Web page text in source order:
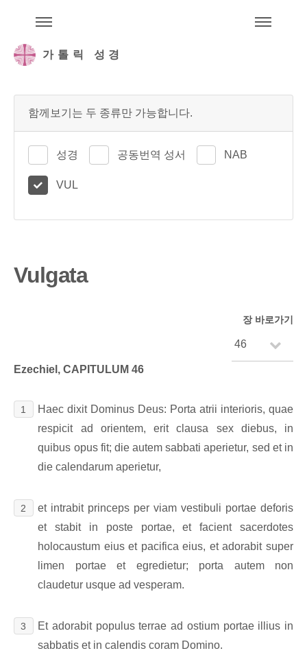
가톨릭 성경
함께보기는 두 종류만 가능합니다.
성경 공동번역 성서 NAB
VUL
Vulgata
장 바로가기
Ezechiel, CAPITULUM 46
1
Haec dixit Dominus Deus: Porta atrii interioris, quae
respicit ad orientem, erit clausa sex diebus, in
quibus opus fit; die autem sabbati aperietur, sed et in
die calendarum aperietur,
2
et intrabit princeps per viam vestibuli portae deforis
et stabit in poste portae, et facient sacerdotes
holocaustum eius et pacifica eius, et adorabit super
limen portae et egredietur; porta autem non
claudetur usque ad vesperam.
3
Et adorabit populus terrae ad ostium portae illius in
sabbatis et in calendis coram Domino.